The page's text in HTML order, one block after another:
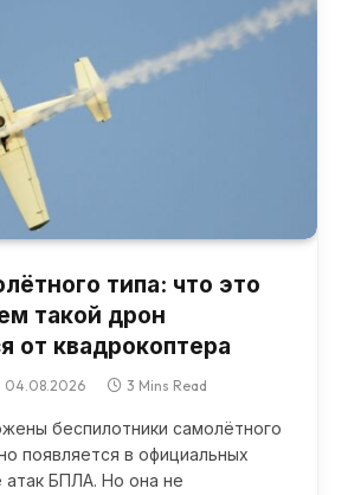
типа: что это
такой дрон
от квадрокоптера
04.08.2026 3 Mins Read
беспилотники самолётного
появляется в официальных
атак БПЛА. Но она не